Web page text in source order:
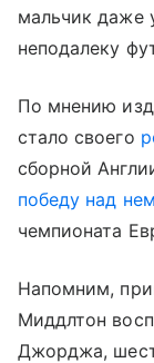
мальчик даже
неподалеку
По мнению
стало своего
сборной
победу над
чемпионата
Напомним,
Миддлтон
Джорджа,